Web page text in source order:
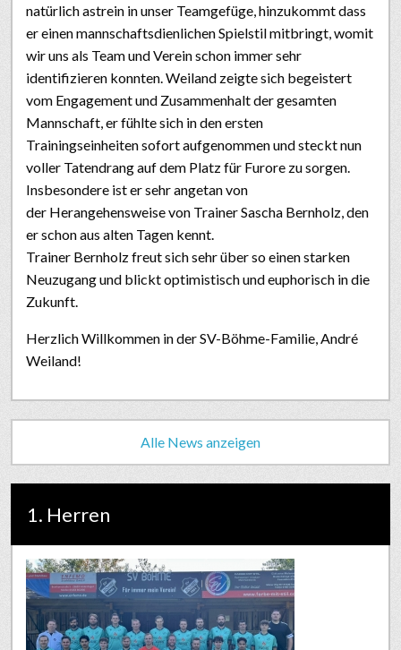
natürlich astrein in unser Teamgefüge, hinzukommt dass
er einen mannschaftsdienlichen Spielstil mitbringt, womit
wir uns als Team und Verein schon immer sehr
identifizieren konnten. Weiland zeigte sich begeistert
vom Engagement und Zusammenhalt der gesamten
Mannschaft, er fühlte sich in den ersten
Trainingseinheiten sofort aufgenommen und steckt nun
voller Tatendrang auf dem Platz für Furore zu sorgen.
Insbesondere ist er sehr angetan von
der Herangehensweise von Trainer Sascha Bernholz, den
er schon aus alten Tagen kennt.
Trainer Bernholz freut sich sehr über so einen starken
Neuzugang und blickt optimistisch und euphorisch in die
Zukunft.
Herzlich Willkommen in der SV-Böhme-Familie, André
Weiland!
Alle News anzeigen
1. Herren